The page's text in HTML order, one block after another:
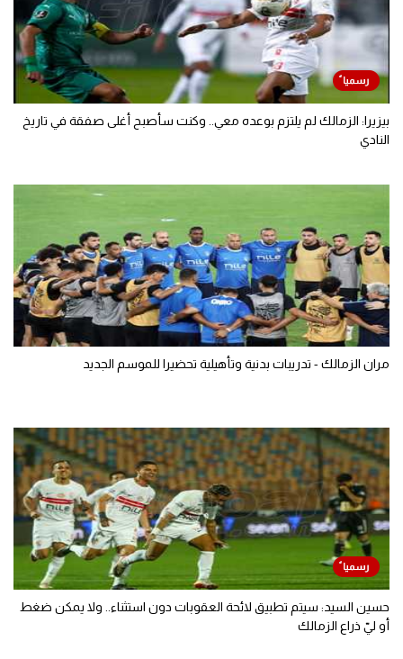
بيزيرا: الزمالك لم يلتزم بوعده معي.. وكنت سأصبح أغلى صفقة في تاريخ
النادي
مران الزمالك - تدريبات بدنية وتأهيلية تحضيرا للموسم الجديد
حسين السيد: سيتم تطبيق لائحة العقوبات دون استثناء.. ولا يمكن ضغط
أو ليّ ذراع الزمالك